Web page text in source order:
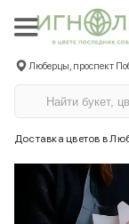
Люберцы, проспект
Доставка цветов в